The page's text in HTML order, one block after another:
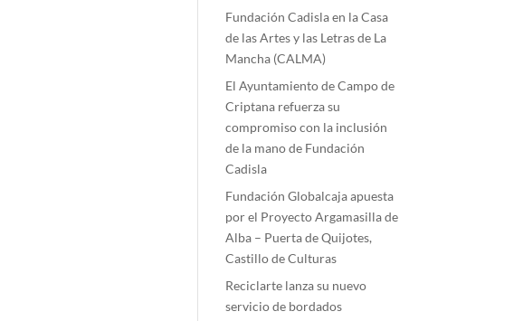
Fundación Cadisla en la Casa
de las Artes y las Letras de La
Mancha (CALMA)
El Ayuntamiento de Campo de
Criptana refuerza su
compromiso con la inclusión
de la mano de Fundación
Cadisla
Fundación Globalcaja apuesta
por el Proyecto Argamasilla de
Alba – Puerta de Quijotes,
Castillo de Culturas
Reciclarte lanza su nuevo
servicio de bordados